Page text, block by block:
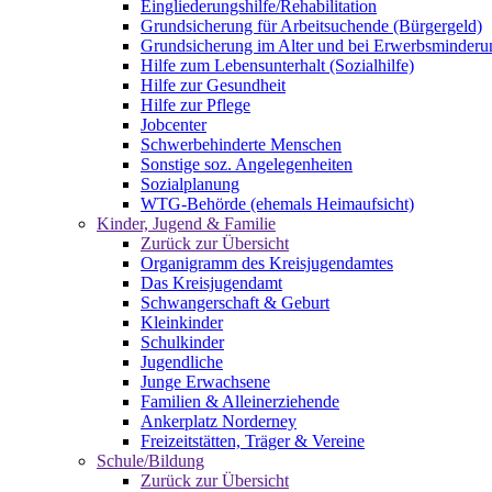
Eingliederungshilfe/Rehabilitation
Grundsicherung für Arbeitsuchende (Bürgergeld)
Grundsicherung im Alter und bei
Hilfe zum Lebensunterhalt (Sozialhilfe)
Hilfe zur Gesundheit
Hilfe zur Pflege
Jobcenter
Schwerbehinderte Menschen
Sonstige soz. Angelegenheiten
Sozialplanung
WTG-Behörde (ehemals Heimaufsicht)
Kinder, Jugend & Familie
Zurück zur Übersicht
Organigramm des Kreisjugendamtes
Das Kreisjugendamt
Schwangerschaft & Geburt
Kleinkinder
Schulkinder
Jugendliche
Junge Erwachsene
Familien & Alleinerziehende
Ankerplatz Norderney
Freizeitstätten, Träger & Vereine
Schule/Bildung
Zurück zur Übersicht